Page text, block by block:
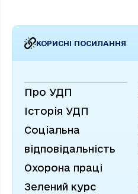
Колективного договору. У ...
КОРИСНІ ПОСИЛАННЯ
Про УДП
Історія УДП
Соціальна
відповідальність
Охорона праці
Зелений курс